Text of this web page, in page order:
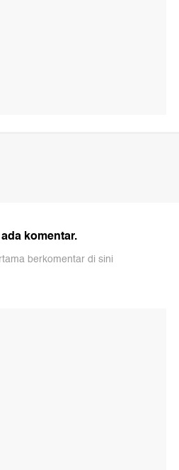
komentar.
berkomentar di sini